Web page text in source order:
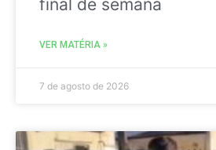
final de semana
VER MATÉRIA »
7 de agosto de 2026